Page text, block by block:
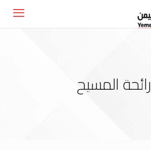
رائحة المسيح